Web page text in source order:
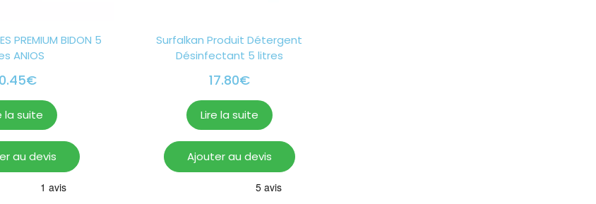
PREMIUM BIDON 5
ANIOS
€
la suite
au devis
Surfalkan Produit Détergent
Désinfectant 5 litres
17.80€
Lire la suite
Ajouter au devis